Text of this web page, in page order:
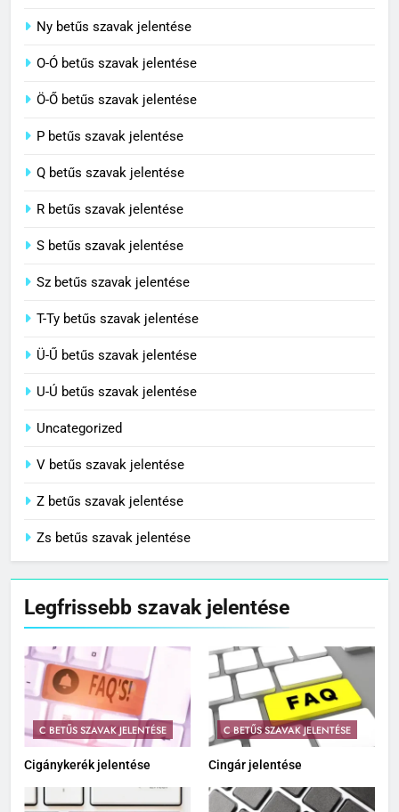
8
Centenárium jelentése
Ny betűs szavak jelentése
O-Ó betűs szavak jelentése
Ö-Ő betűs szavak jelentése
P betűs szavak jelentése
Q betűs szavak jelentése
R betűs szavak jelentése
S betűs szavak jelentése
Sz betűs szavak jelentése
T-Ty betűs szavak jelentése
Ü-Ű betűs szavak jelentése
U-Ú betűs szavak jelentése
Uncategorized
V betűs szavak jelentése
Z betűs szavak jelentése
Zs betűs szavak jelentése
Legfrissebb szavak jelentése
C BETŰS SZAVAK JELENTÉSE
Cigánykerék jelentése
C BETŰS SZAVAK JELENTÉSE
Cingár jelentése